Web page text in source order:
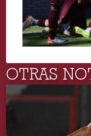
OTRAS